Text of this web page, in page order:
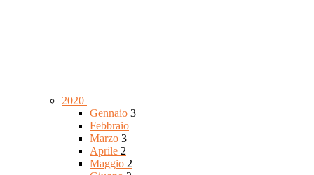
2020
Gennaio 3
Febbraio
Marzo 3
Aprile 2
Maggio 2